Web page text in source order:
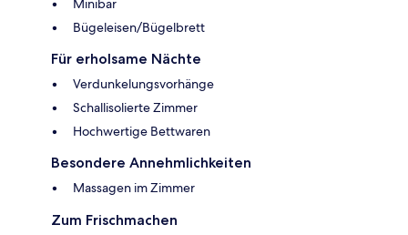
Minibar
Bügeleisen/Bügelbrett
Für erholsame Nächte
Verdunkelungsvorhänge
Schallisolierte Zimmer
Hochwertige Bettwaren
Besondere Annehmlichkeiten
Massagen im Zimmer
Zum Frischmachen